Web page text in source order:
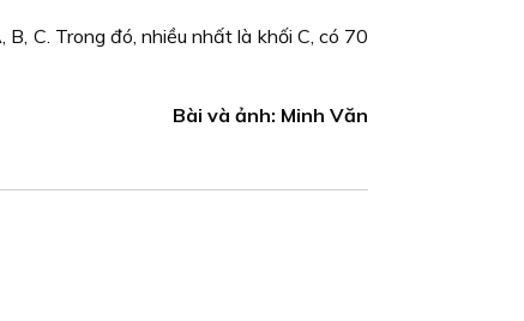
C. Trong đó, nhiều nhất là khối C, có 70
Bài và ảnh: Minh Văn